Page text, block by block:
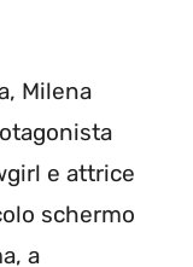
Milena
e attrice
schermo
a